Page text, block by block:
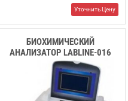
Уточнить Цену
БИОХИМИЧЕСКИЙ
АНАЛИЗАТОР LABLINE-016